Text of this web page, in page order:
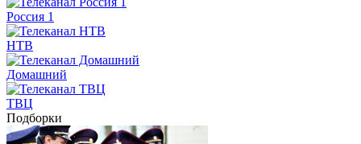
Россия 1
НТВ
Домашний
ТВЦ
Подборки